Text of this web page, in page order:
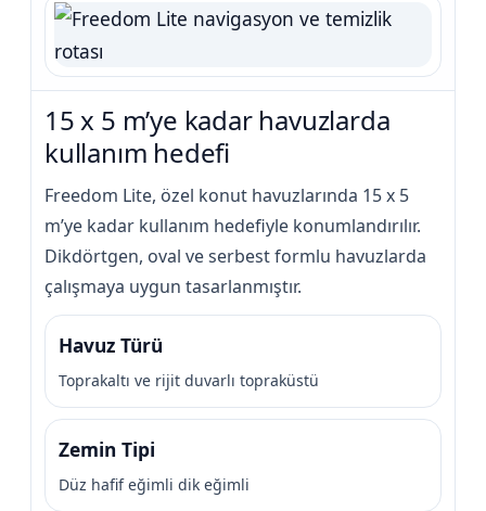
15 x 5 m’ye kadar havuzlarda
kullanım hedefi
Freedom Lite, özel konut havuzlarında 15 x 5
m’ye kadar kullanım hedefiyle konumlandırılır.
Dikdörtgen, oval ve serbest formlu havuzlarda
çalışmaya uygun tasarlanmıştır.
Havuz Türü
Toprakaltı ve rijit duvarlı topraküstü
Zemin Tipi
Düz hafif eğimli dik eğimli